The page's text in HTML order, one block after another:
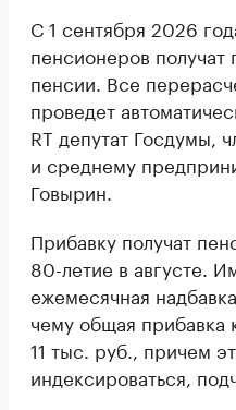
С 1 сентября 2026
пенсионеров получат
пенсии. Все
проведет
RT депутат Госдумы,
и среднему
Говырин.
Прибавку получат
80-летие в августе.
ежемесячная
чему общая прибавка
11 тыс. руб., причем
индексироваться,